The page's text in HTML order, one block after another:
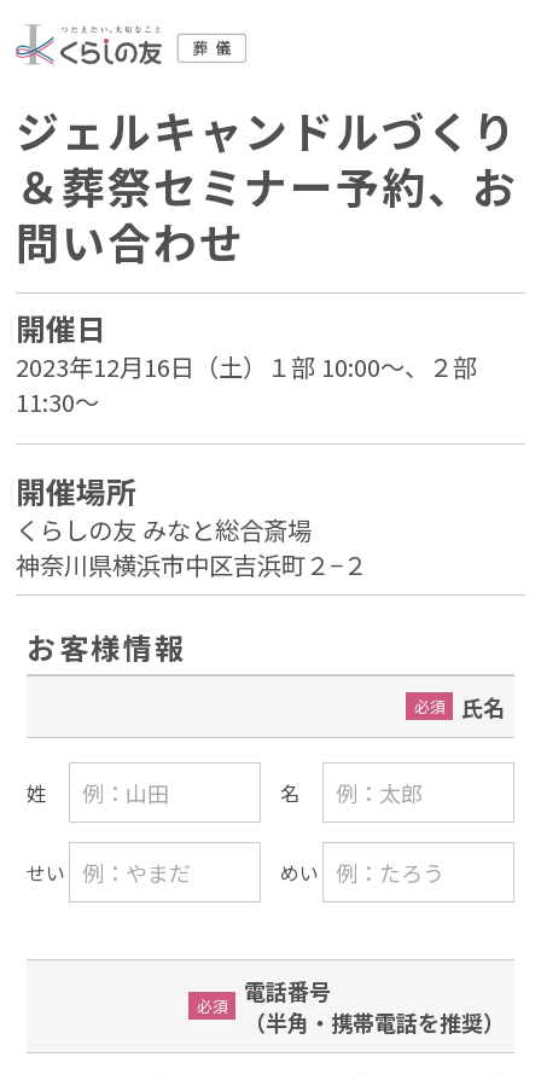
ジェルキャンドルづくり
＆葬祭セミナー予約、お
問い合わせ
開催日
2023年12月16日（土）１部 10:00～、２部
11:30～
開催場所
くらしの友 みなと総合斎場
神奈川県横浜市中区吉浜町２−２
お客様情報
氏名
必須
姓 名
せい めい
電話番号
（半角・携帯電話を推奨）
必須